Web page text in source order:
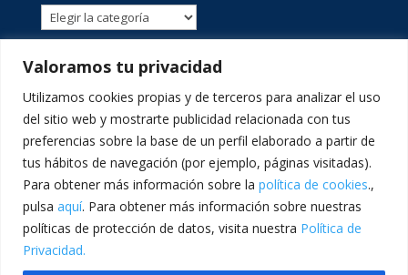
Valoramos tu privacidad
Utilizamos cookies propias y de terceros para analizar el uso
del sitio web y mostrarte publicidad relacionada con tus
preferencias sobre la base de un perfil elaborado a partir de
tus hábitos de navegación (por ejemplo, páginas visitadas).
Para obtener más información sobre la política de cookies.,
pulsa aquí. Para obtener más información sobre nuestras
políticas de protección de datos, visita nuestra Política de
Privacidad.
Categorías
C/ Sant Lluís Beltrán, 8 · 46980 · Paterna, València ·
Telf: 961365540 · comunicacion@lasallevp.es